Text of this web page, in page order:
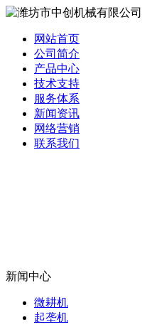
网站首页
公司简介
产品中心
技术支持
服务体系
新闻资讯
网络营销
联系我们
新闻中心
微耕机
起垄机